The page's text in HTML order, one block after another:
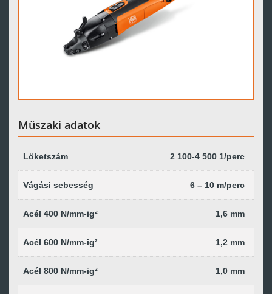
Műszaki adatok
Löketszám 2 100-4 500 1/perc
Vágási sebesség 6 – 10 m/perc
Acél 400 N/mm-ig² 1,6 mm
Acél 600 N/mm-ig² 1,2 mm
Acél 800 N/mm-ig² 1,0 mm